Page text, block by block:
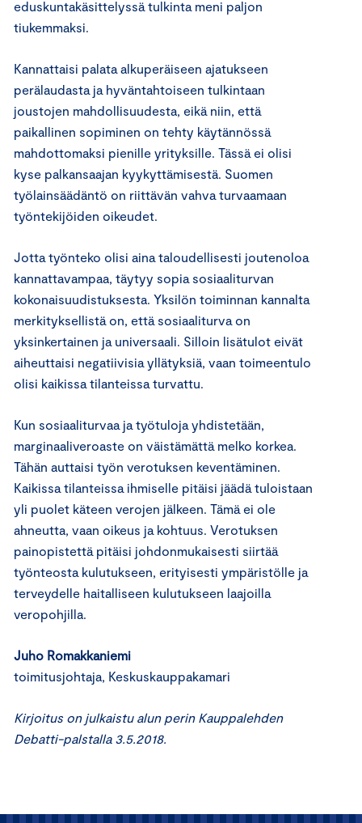
eduskuntakäsittelyssä tulkinta meni paljon
tiukemmaksi.
Kannattaisi palata alkuperäiseen ajatukseen
perälaudasta ja hyväntahtoiseen tulkintaan
joustojen mahdollisuudesta, eikä niin, että
paikallinen sopiminen on tehty käytännössä
mahdottomaksi pienille yrityksille. Tässä ei olisi
kyse palkansaajan kyykyttämisestä. Suomen
työlainsäädäntö on riittävän vahva turvaamaan
työntekijöiden oikeudet.
Jotta työnteko olisi aina taloudellisesti joutenoloa
kannattavampaa, täytyy sopia sosiaaliturvan
kokonaisuudistuksesta. Yksilön toiminnan kannalta
merkityksellistä on, että sosiaaliturva on
yksinkertainen ja universaali. Silloin lisätulot eivät
aiheuttaisi negatiivisia yllätyksiä, vaan toimeentulo
olisi kaikissa tilanteissa turvattu.
Kun sosiaaliturvaa ja ­työtuloja yhdistetään,
marginaaliveroaste on väistämättä melko korkea.
Tähän auttaisi työn verotuksen keventäminen.
Kaikissa tilanteissa ihmiselle pitäisi jäädä tuloistaan
yli puolet käteen verojen jälkeen. Tämä ei ole
ahneutta, vaan oikeus ja kohtuus. Verotuksen
painopistettä pitäisi johdonmukaisesti siirtää
työnteosta kulutukseen, erityisesti ympäristölle ja
terveydelle haitalliseen kulutukseen laajoilla
veropohjilla.
Juho Romakkaniemi
toimitusjohtaja, Keskuskauppakamari
Kirjoitus on julkaistu alun perin Kauppalehden
Debatti-palstalla 3.5.2018.